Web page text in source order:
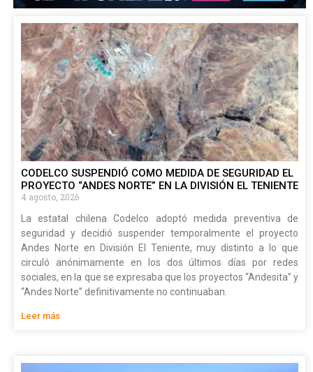
CODELCO SUSPENDIÓ COMO MEDIDA DE SEGURIDAD EL
PROYECTO “ANDES NORTE” EN LA DIVISIÓN EL TENIENTE
4 agosto, 2026
La estatal chilena Codelco adoptó medida preventiva de
seguridad y decidió suspender temporalmente el proyecto
Andes Norte en División El Teniente, muy distinto a lo que
circuló anónimamente en los dos últimos días por redes
sociales, en la que se expresaba que los proyectos “Andesita” y
“Andes Norte” definitivamente no continuaban.
Leer más